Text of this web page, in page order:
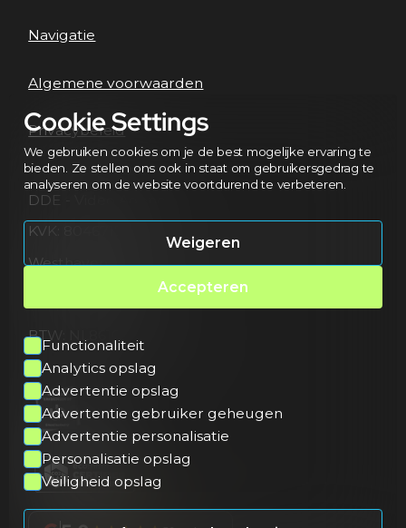
DDE - Video Agency
KVK: 80467172
Westhavendijk 13
BTW: NL861682294B01
Navigatie
Algemene voorwaarden
Privacybeleid
Cookie Settings
We gebruiken cookies om je de best mogelijke ervaring te
bieden. Ze stellen ons ook in staat om gebruikersgedrag te
analyseren om de website voortdurend te verbeteren.
Weigeren
Accepteren
Functionaliteit
Analytics opslag
Advertentie opslag
Advertentie gebruiker geheugen
Advertentie personalisatie
Personalisatie opslag
Veiligheid opslag